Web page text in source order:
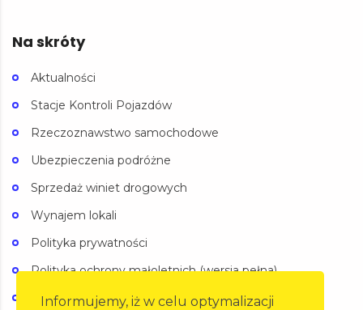
Na skróty
Aktualności
Stacje Kontroli Pojazdów
Rzeczoznawstwo samochodowe
Ubezpieczenia podróżne
Sprzedaż winiet drogowych
Wynajem lokali
Polityka prywatności
Polityka ochrony małoletnich (wersja pełna)
Polityka ochrony małoletnich (wersja skrócona)
Informujemy, iż w celu optymalizacji